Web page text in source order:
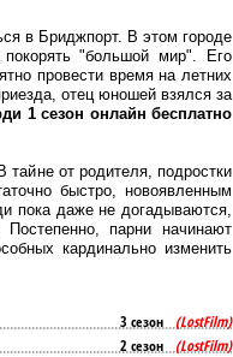
в Бриджпорт. В этом городе
"большой мир". Его
провести время на летних
отец юношей взялся за
1 сезон онлайн бесплатно
от родителя, подростки
быстро, новоявленным
пока даже не догадываются,
парни начинают
кардинально изменить
3 сезон (LostFilm)
2 сезон (LostFilm)